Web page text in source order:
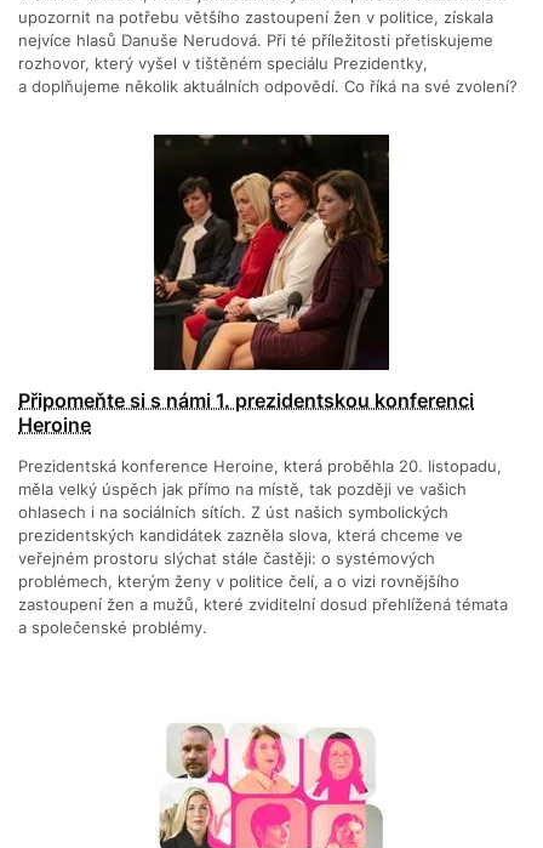
upozornit na potřebu většího zastoupení žen v politice, získala
nejvíce hlasů Danuše Nerudová. Při té příležitosti přetiskujeme
rozhovor, který vyšel v tištěném speciálu Prezidentky,
a doplňujeme několik aktuálních odpovědí. Co říká na své zvolení?
Připomeňte si s námi 1. prezidentskou konferenci
Heroine
Prezidentská konference Heroine, která proběhla 20. listopadu,
měla velký úspěch jak přímo na místě, tak později ve vašich
ohlasech i na sociálních sítích. Z úst našich symbolických
prezidentských kandidátek zazněla slova, která chceme ve
veřejném prostoru slýchat stále častěji: o systémových
problémech, kterým ženy v politice čelí, a o vizi rovnějšího
zastoupení žen a mužů, které zviditelní dosud přehlížená témata
a společenské problémy.